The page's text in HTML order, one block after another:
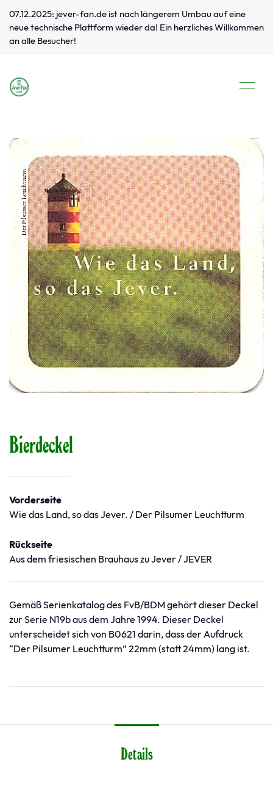
07.12.2025: jever-fan.de ist nach längerem Umbau auf eine
neue technische Plattform wieder da! Ein herzliches Willkommen
an alle Besucher!
Bierdeckel
Vorderseite
Wie das Land, so das Jever. / Der Pilsumer Leuchtturm
Rückseite
Aus dem friesischen Brauhaus zu Jever / JEVER
Gemäß Serienkatalog des FvB/BDM gehört dieser Deckel
zur Serie N19b aus dem Jahre 1994. Dieser Deckel
unterscheidet sich von B0621 darin, dass der Aufdruck
“Der Pilsumer Leuchtturm” 22mm (statt 24mm) lang ist.
Details